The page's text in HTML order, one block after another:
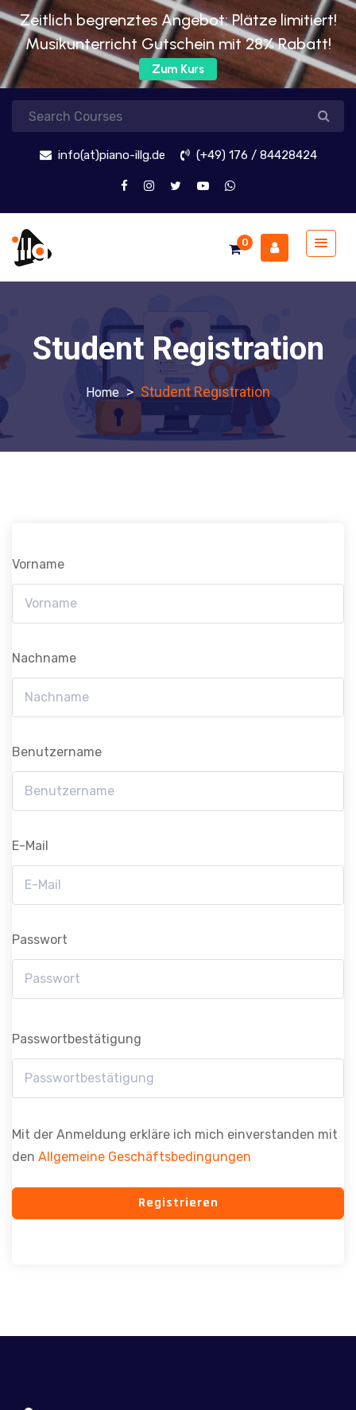
Zeitlich begrenztes Angebot: Plätze limitiert!
Musikunterricht Gutschein mit 28% Rabatt!
Zum Kurs
info(at)piano-illg.de (+49) 176 / 84428424
0
Student Registration
> Student Registration
Vorname
Nachname
Benutzername
E-Mail
Passwort
Passwortbestätigung
Mit der Anmeldung erkläre ich mich einverstanden mit
den Allgemeine Geschäftsbedingungen
Registrieren